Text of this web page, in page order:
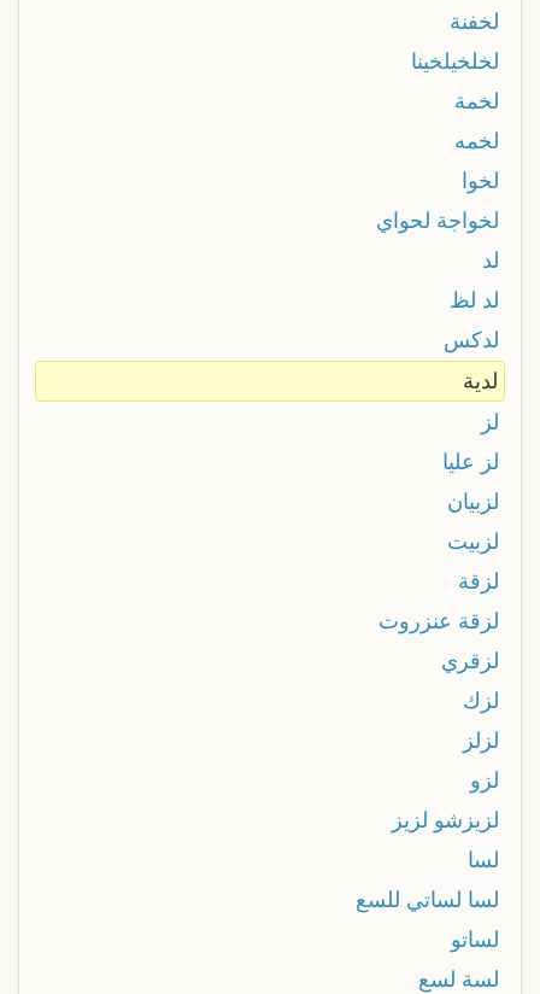
لخفنة
لخلخيلخينا
لخمة
لخمه
لخوا
لخواجة لحواي
لد
لد لظ
لدكس
لدية
لز
لز عليا
لزبيان
لزبيت
لزقة
لزقة عنزروت
لزقري
لزك
لزلز
لزو
لزيزشو لزيز
لسا
لسا لساتي للسع
لساتو
لسة لسع